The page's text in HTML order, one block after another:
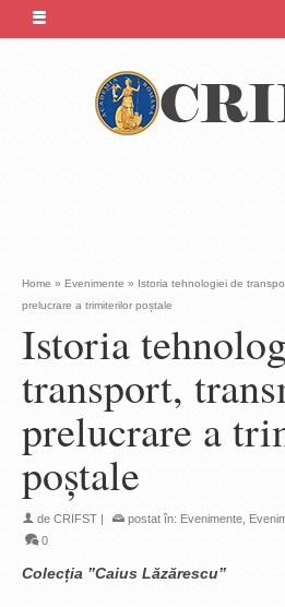
Home » Evenimente » Istoria tehnologiei de
prelucrare a trimiterilor poștale
Istoria
transport,
prelucrare a
poștale
de CRIFST | postat în: Evenimente
0
Colecția ”Caius Lăzărescu”